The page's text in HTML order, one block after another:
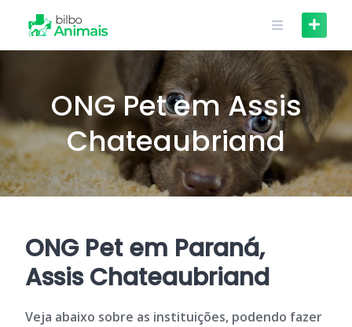
content
ONG Pet em Assis
Chateaubriand
ONG Pet em Paraná,
Assis Chateaubriand
Veja abaixo sobre as instituições, podendo fazer